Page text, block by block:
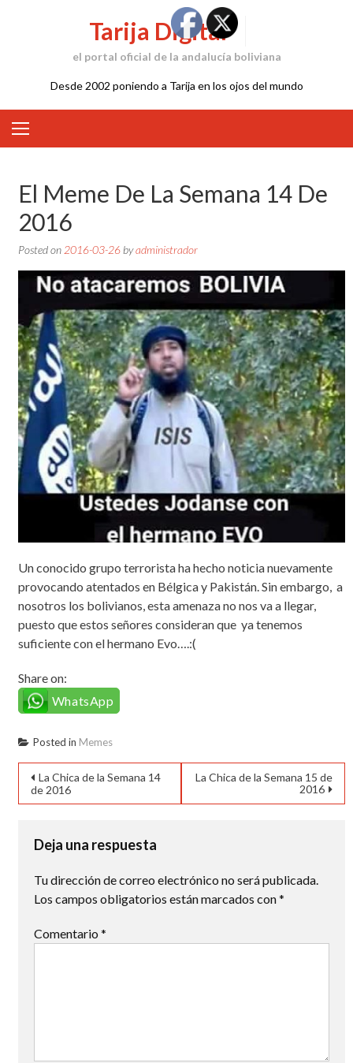
Tarija Digital
el portal oficial de la andalucía boliviana
Desde 2002 poniendo a Tarija en los ojos del mundo
El Meme De La Semana 14 De
2016
Posted on 2016-03-26byadministrador
Un conocido grupo terrorista ha hecho noticia nuevamente
provocando atentados en Bélgica y Pakistán. Sin embargo, a
nosotros los bolivianos, esta amenaza no nos va a llegar,
puesto que estos señores consideran que ya tenemos
suficiente con el hermano Evo….:(
Share on:
WhatsApp
Posted in Memes
Navegación
de
entradas
La Chica de la Semana 14
de 2016
La Chica de la Semana 15 de
2016
Deja una respuesta
Tu dirección de correo electrónico no será publicada.
Los campos obligatorios están marcados con*
Comentario *